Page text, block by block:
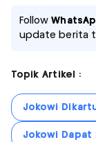
Follow
update berita
Topik Artikel :
Jokowi
Jokowi Dapat